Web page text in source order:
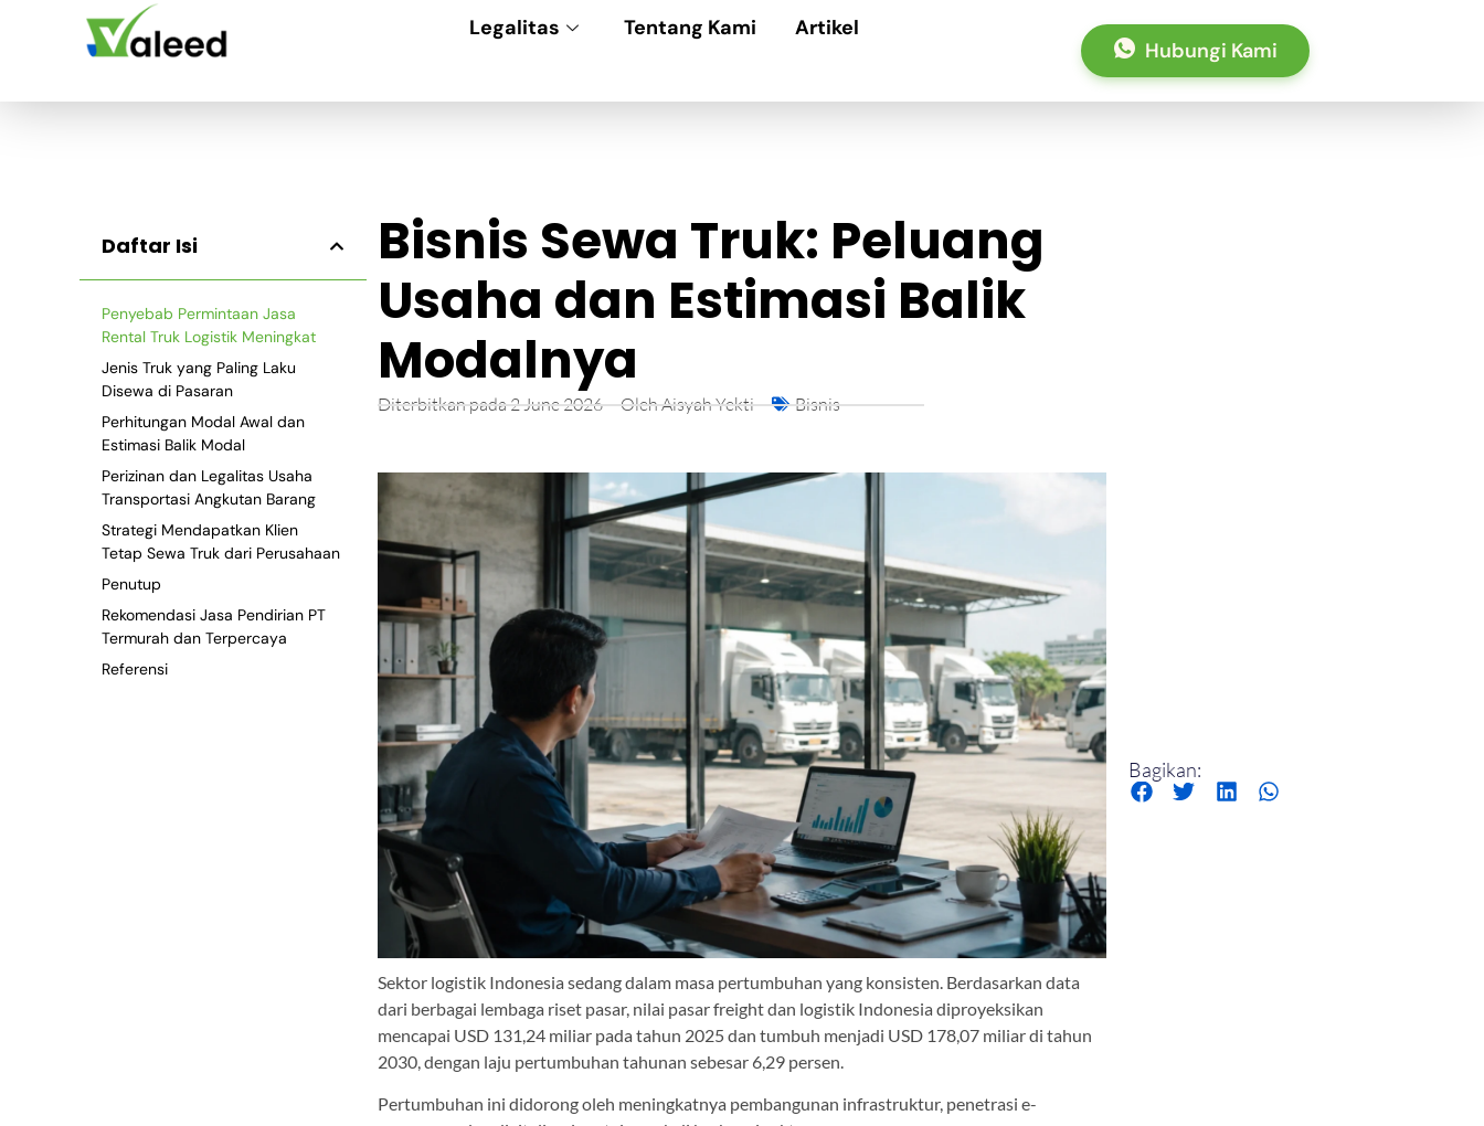
Legalitas Tentang Kami
Artikel
Hubungi Kami
Daftar Isi
Penyebab Permintaan Jasa
Rental Truk Logistik Meningkat
Jenis Truk yang Paling Laku
Disewa di Pasaran
Perhitungan Modal Awal dan
Estimasi Balik Modal
Perizinan dan Legalitas Usaha
Transportasi Angkutan Barang
Strategi Mendapatkan Klien
Tetap Sewa Truk dari Perusahaan
Penutup
Rekomendasi Jasa Pendirian PT
Termurah dan Terpercaya
Referensi
Bisnis Sewa Truk: Peluang
Usaha dan Estimasi Balik
Modalnya
Diterbitkan pada2 June 2026 OlehAisyah Yekti Bisnis
Sektor logistik Indonesia sedang dalam masa pertumbuhan yang konsisten. Berdasarkan data
dari berbagai lembaga riset pasar, nilai pasar freight dan logistik Indonesia diproyeksikan
mencapai USD 131,24 miliar pada tahun 2025 dan tumbuh menjadi USD 178,07 miliar di tahun
2030, dengan laju pertumbuhan tahunan sebesar 6,29 persen.
Pertumbuhan ini didorong oleh meningkatnya pembangunan infrastruktur, penetrasi e-
Bagikan: